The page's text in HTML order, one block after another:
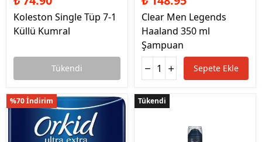
Koleston Single Tüp 7-1
Küllü Kumral
Tükendi
Clear Men Legends
Haaland 350 ml
Şampuan
Sepete Ekle
%70 İndirim Tükendi
Tükendi